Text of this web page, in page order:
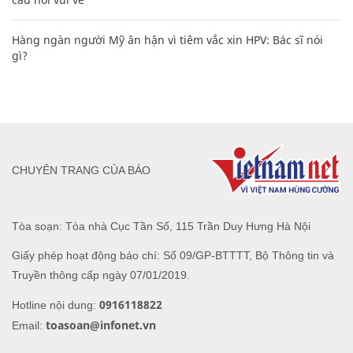
Hàng ngàn người Mỹ ân hận vì tiêm vắc xin HPV: Bác sĩ nói
gì?
Tòa soạn: Tòa nhà Cục Tần Số, 115 Trần Duy Hưng Hà Nội
Giấy phép hoạt động báo chí: Số 09/GP-BTTTT, Bộ Thông tin và
Truyền thông cấp ngày 07/01/2019.
Hotline nội dung: 0916118822
Email: toasoan@infonet.vn
CHUYÊN TRANG CỦA BÁO